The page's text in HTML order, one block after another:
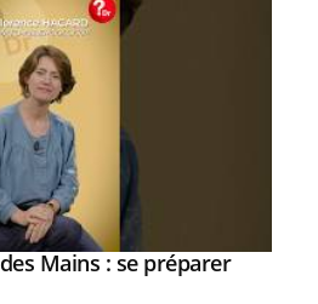
Mains : se préparer